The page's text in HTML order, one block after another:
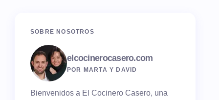
SOBRE NOSOTROS
elcocinerocasero.com
POR MARTA Y DAVID
Bienvenidos a El Cocinero Casero, una